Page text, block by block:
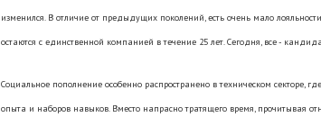
изменился. В отличие от предыдущих поколений, есть очень мало
остаются с единственной компанией в течение 25 лет. Сегодня, все -
Социальное пополнение особенно распространено в техническом секторе,
опыта и наборов навыков. Вместо напрасно тратящего время, прочитывая